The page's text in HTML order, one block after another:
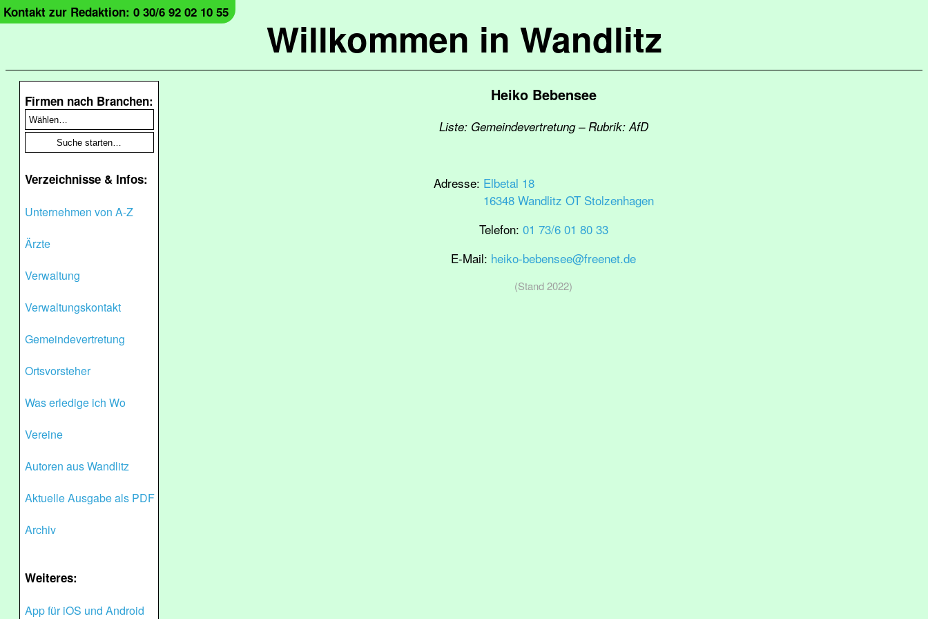
Willkommen in Wandlitz
Kontakt zur Redaktion: 0 30/6 92 02 10 55
Firmen nach Branchen:
Verzeichnisse & Infos:
Unternehmen von A-Z
Ärzte
Verwaltung
Verwaltungskontakt
Gemeindevertretung
Ortsvorsteher
Was erledige ich Wo
Vereine
Autoren aus Wandlitz
Aktuelle Ausgabe als PDF
Archiv
Weiteres:
App für iOS und Android
Heiko Bebensee
Liste: Gemeindevertretung – Rubrik: AfD
Adresse: Elbetal 18
16348 Wandlitz OT Stolzenhagen
Telefon: 01 73/6 01 80 33
E-Mail: heiko-bebensee@freenet.de
(Stand 2022)